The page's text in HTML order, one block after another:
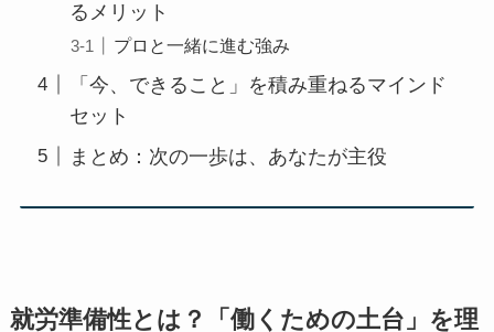
るメリット
プロと一緒に進む強み
「今、できること」を積み重ねるマインド
セット
まとめ：次の一歩は、あなたが主役
就労準備性とは？「働くための土台」を理